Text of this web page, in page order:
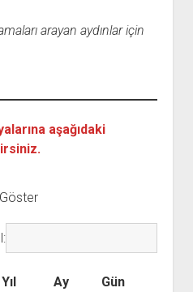
KİTAPLIĞI
aç
arayan aydınlar için
aşağıdaki
Yıl Ay Gün